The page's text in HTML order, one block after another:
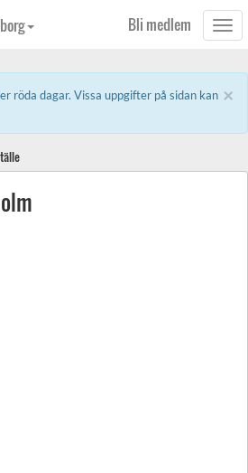
Bli medlem
×
röda dagar. Vissa uppgifter på sidan kan